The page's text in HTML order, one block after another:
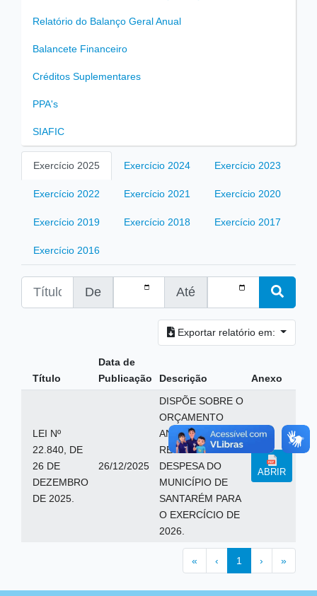
Relatório do Balanço Geral Anual
Balancete Financeiro
Créditos Suplementares
PPA's
SIAFIC
Exercício 2025 Exercício 2024 Exercício 2023
Exercício 2022 Exercício 2021 Exercício 2020
Exercício 2019 Exercício 2018 Exercício 2017
Exercício 2016
De Até
Exportar relatório em:
Título
Data de
Publicação
Descrição Anexo
LEI Nº
22.840, DE
26 DE
DEZEMBRO
DE 2025.
26/12/2025
DISPÕE SOBRE O
ORÇAMENTO
ANUAL, ESTIMA A
RECEITA E FIXA A
DESPESA DO
MUNICÍPIO DE
SANTARÉM PARA
O EXERCÍCIO DE
2026.
ABRIR
« ‹ 1 › »